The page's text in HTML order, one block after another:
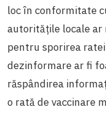
loc în conformitate
autoritățile locale ar
pentru sporirea
dezinformare ar fi
răspândirea
o rată de vaccinare